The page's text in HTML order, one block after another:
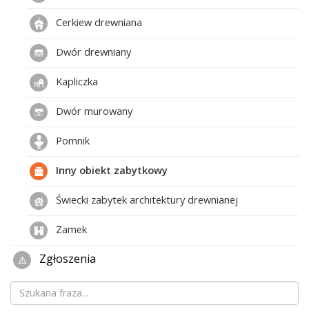
Cerkiew drewniana
Dwór drewniany
Kapliczka
Dwór murowany
Pomnik
Inny obiekt zabytkowy
Świecki zabytek architektury drewnianej
Zamek
Zgłoszenia